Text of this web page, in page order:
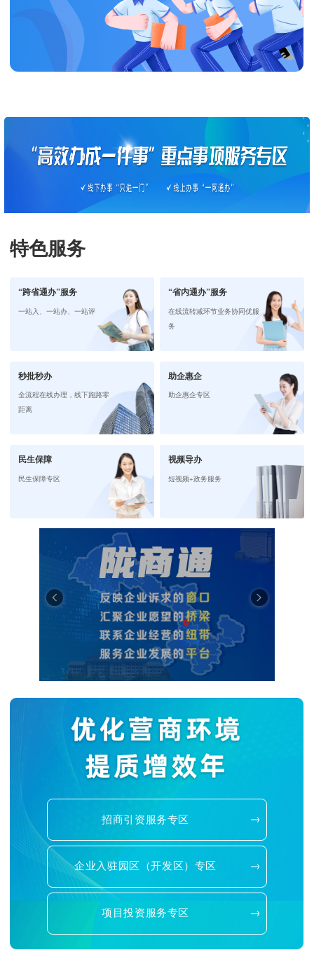
特色服务
“跨省通办”服务
一站入、一站办、一站评
“省内通办”服务
在线流转减环节业务协同优服
务
秒批秒办
全流程在线办理，线下跑路零
距离
助企惠企
助企惠企专区
民生保障
民生保障专区
视频导办
短视频+政务服务
招商引资服务专区
企业入驻园区（开发区）专区
项目投资服务专区